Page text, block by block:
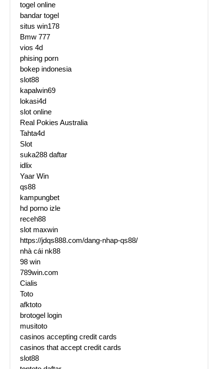
togel online
bandar togel
situs win178
Bmw 777
vios 4d
phising porn
bokep indonesia
slot88
kapalwin69
lokasi4d
slot online
Real Pokies Australia
Tahta4d
Slot
suka288 daftar
idlix
Yaar Win
qs88
kampungbet
hd porno izle
receh88
slot maxwin
https://jdqs888.com/dang-nhap-qs88/
nhà cái nk88
98 win
789win.com
Cialis
Toto
afktoto
brotogel login
musitoto
casinos accepting credit cards
casinos that accept credit cards
slot88